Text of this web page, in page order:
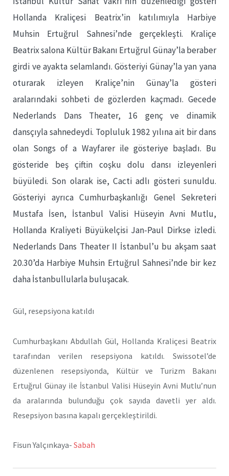
Hollanda Kraliçesi Beatrix’in katılımıyla Harbiye
Muhsin Ertuğrul Sahnesi’nde gerçekleşti. Kraliçe
Beatrix salona Kültür Bakanı Ertuğrul Günay’la beraber
girdi ve ayakta selamlandı. Gösteriyi Günay’la yan yana
oturarak izleyen Kraliçe’nin Günay’la gösteri
aralarındaki sohbeti de gözlerden kaçmadı. Gecede
Nederlands Dans Theater, 16 genç ve dinamik
dansçıyla sahnedeydi. Topluluk 1982 yılına ait bir dans
olan Songs of a Wayfarer ile gösteriye başladı. Bu
gösteride beş çiftin coşku dolu dansı izleyenleri
büyüledi. Son olarak ise, Cacti adlı gösteri sunuldu.
Gösteriyi ayrıca Cumhurbaşkanlığı Genel Sekreteri
Mustafa İsen, İstanbul Valisi Hüseyin Avni Mutlu,
Hollanda Kraliyeti Büyükelçisi Jan-Paul Dirkse izledi.
Nederlands Dans Theater II İstanbul’u bu akşam saat
20.30’da Harbiye Muhsin Ertuğrul Sahnesi’nde bir kez
daha İstanbullularla buluşacak.
Gül, resepsiyona katıldı
Cumhurbaşkanı Abdullah Gül, Hollanda Kraliçesi Beatrix
tarafından verilen resepsiyona katıldı. Swissotel’de
düzenlenen resepsiyonda, Kültür ve Turizm Bakanı
Ertuğrul Günay ile İstanbul Valisi Hüseyin Avni Mutlu’nun
da aralarında bulunduğu çok sayıda davetli yer aldı.
Resepsiyon basına kapalı gerçekleştirildi.
Fisun Yalçınkaya- Sabah